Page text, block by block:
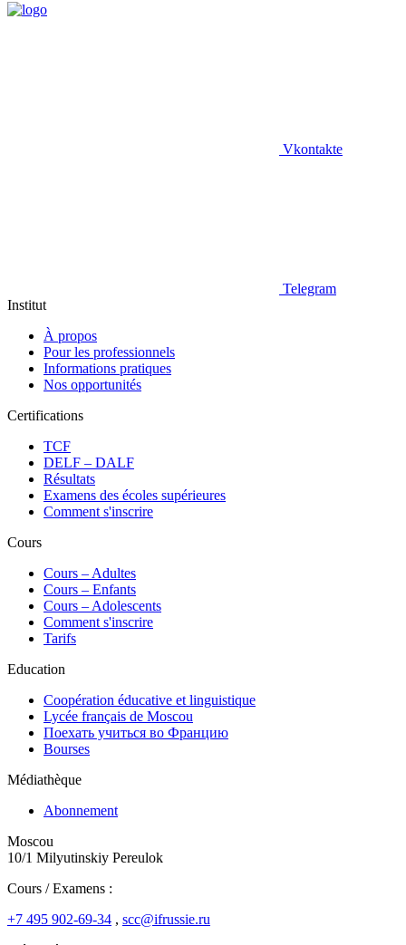
Vkontakte
Telegram
Institut
À propos
Pour les professionnels
Informations pratiques
Nos opportunités
Certifications
TCF
DELF – DALF
Résultats
Examens des écoles supérieures
Comment s'inscrire
Cours
Сours – Adultes
Cours – Enfants
Cours – Adolescents
Comment s'inscrire
Tarifs
Education
Coopération éducative et linguistique
Lycée français de Moscou
Поехать учиться во Францию
Bourses
Médiathèque
Abonnement
Moscou
10/1 Milyutinskiy Pereulok
Cours / Examens :
+7 495 902-69-34 , scc@ifrussie.ru